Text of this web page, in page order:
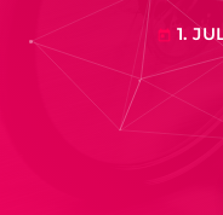
today 1.